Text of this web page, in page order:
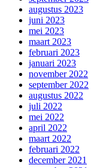
augustus 2023
juni 2023
mei 2023
maart 2023
februari 2023
januari 2023
november 2022
september 2022
augustus 2022
juli 2022
mei 2022
april 2022
maart 2022
februari 2022
december 2021